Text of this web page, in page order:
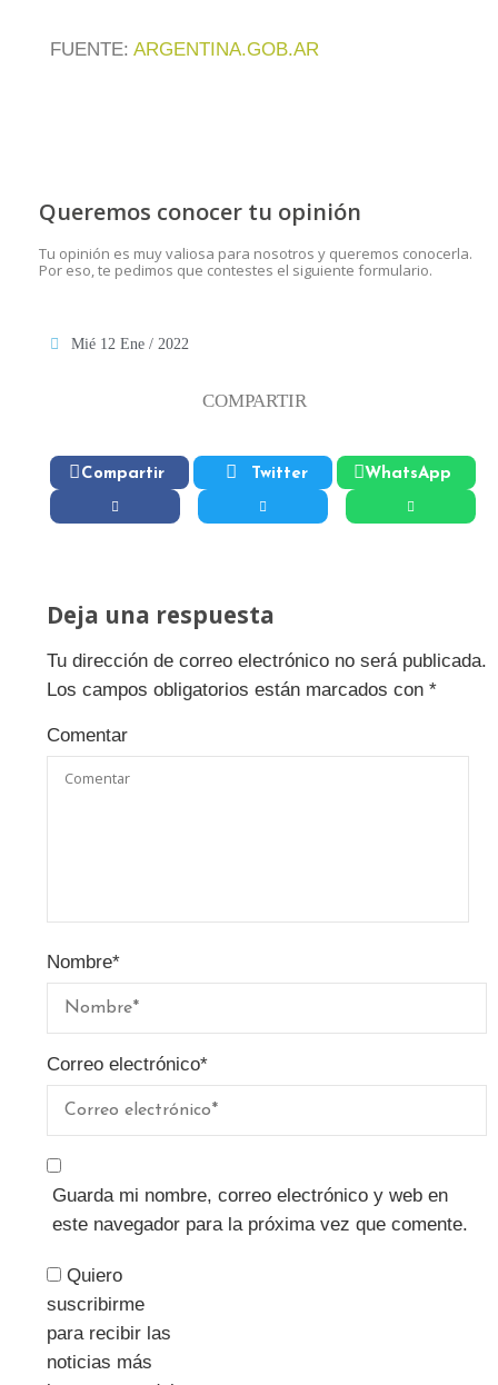
FUENTE: ARGENTINA.GOB.AR
Queremos conocer tu opinión
Tu opinión es muy valiosa para nosotros y queremos conocerla.
Por eso, te pedimos que contestes el siguiente formulario.
Mié 12 Ene / 2022
COMPARTIR
Compartir Twitter WhatsApp
Deja una respuesta
Tu dirección de correo electrónico no será publicada.
Los campos obligatorios están marcados con *
Comentar
Nombre*
Correo electrónico*
Guarda mi nombre, correo electrónico y web en
este navegador para la próxima vez que comente.
Quiero
suscribirme
para recibir las
noticias más